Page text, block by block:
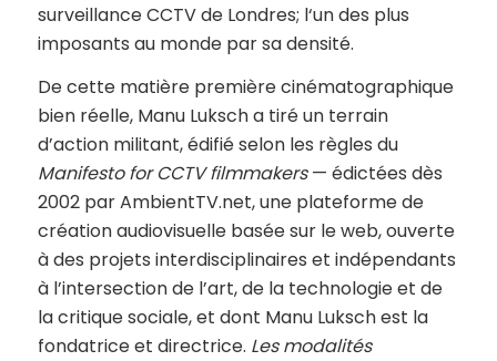
surveillance CCTV de Londres; l‘un des plus
imposants au monde par sa densité.
De cette matière première cinématographique
bien réelle, Manu Luksch a tiré un terrain
d’action militant, édifié selon les règles du
Manifesto for CCTV filmmakers— édictées dès
2002 par AmbientTV.net, une plateforme de
création audiovisuelle basée sur le web, ouverte
à des projets interdisciplinaires et indépendants
à l’intersection de l’art, de la technologie et de
la critique sociale, et dont Manu Luksch est la
fondatrice et directrice. Les modalités